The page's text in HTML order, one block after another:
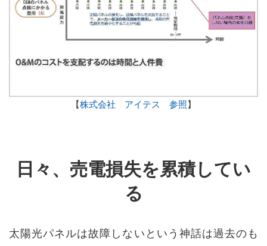
【株式会社 アイテス 参照 】
日々、売電損失を累積してい
る
太陽光パネルは故障しないという神話は過去のも